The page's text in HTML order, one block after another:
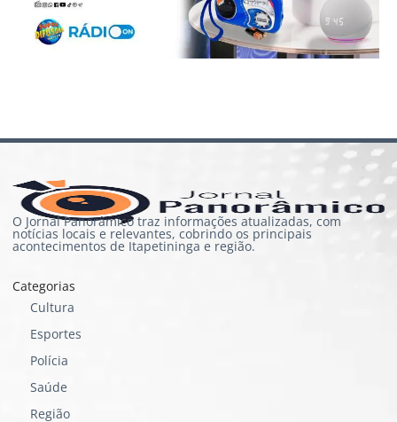
O Jornal Panorâmico traz informações atualizadas, com
notícias locais e relevantes, cobrindo os principais
acontecimentos de Itapetininga e região.
Categorias
Cultura
Esportes
Polícia
Saúde
Região